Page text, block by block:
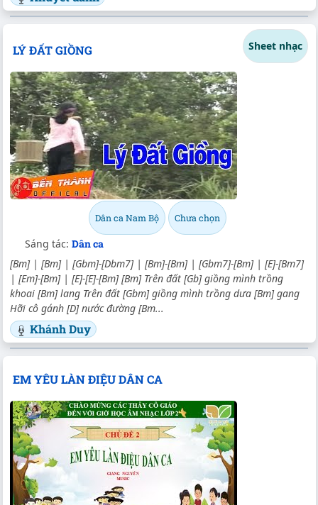
LÝ ĐẤT GIỒNG Sheet nhạc
Dân ca Nam Bộ Chưa chọn
Sáng tác: Dân ca
[Bm] | [Bm] | [Gbm]-[Dbm7] | [Bm]-[Bm] | [Gbm7]-[Bm] | [E]-[Bm7]
| [Em]-[Bm] | [E]-[E]-[Bm] [Bm] Trên đất [Gb] giồng mình trồng
khoai [Bm] lang Trên đất [Gbm] giồng mình trồng dưa [Bm] gang
Hỡi cô gánh [D] nước đường [Bm...
Khánh Duy
EM YÊU LÀN ĐIỆU DÂN CA